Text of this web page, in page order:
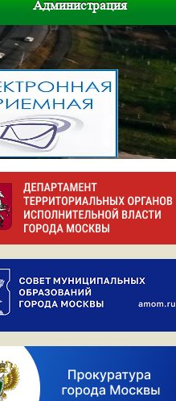
Администрация